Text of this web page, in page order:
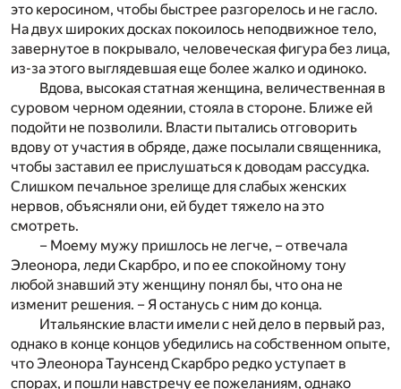
это керосином, чтобы быстрее разгорелось и не гасло.
На двух широких досках покоилось неподвижное тело,
завернутое в покрывало, человеческая фигура без лица,
из-за этого выглядевшая еще более жалко и одиноко.
Вдова, высокая статная женщина, величественная в
суровом черном одеянии, стояла в стороне. Ближе ей
подойти не позволили. Власти пытались отговорить
вдову от участия в обряде, даже посылали священника,
чтобы заставил ее прислушаться к доводам рассудка.
Слишком печальное зрелище для слабых женских
нервов, объясняли они, ей будет тяжело на это
смотреть.
– Моему мужу пришлось не легче, – отвечала
Элеонора, леди Скарбро, и по ее спокойному тону
любой знавший эту женщину понял бы, что она не
изменит решения. – Я останусь с ним до конца.
Итальянские власти имели с ней дело в первый раз,
однако в конце концов убедились на собственном опыте,
что Элеонора Таунсенд Скарбро редко уступает в
спорах, и пошли навстречу ее пожеланиям, однако